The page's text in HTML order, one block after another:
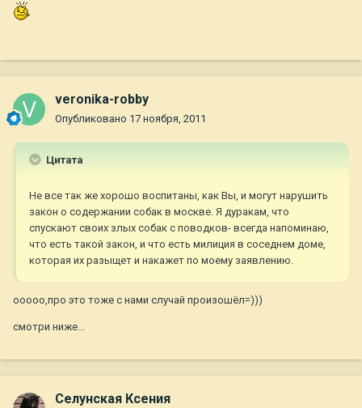
veronika-robby
Опубликовано 17 ноября, 2011
Цитата
Не все так же хорошо воспитаны, как Вы, и могут нарушить
закон о содержании собак в москве. Я дуракам, что
спускают своих злых собак с поводков- всегда напоминаю,
что есть такой закон, и что есть милиция в соседнем доме,
которая их разыщет и накажет по моему заявлению.
ооооо,про это тоже с нами случай произошёл=)))
смотри ниже...
Селунская Ксения